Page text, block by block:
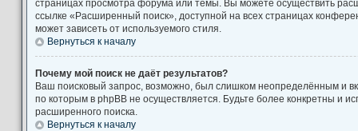
страницах просмотра форума или темы. Вы можете осуществить
ссылке «Расширенный поиск», доступной на всех страницах
может зависеть от используемого стиля.
Вернуться к началу
Почему мой поиск не даёт результатов?
Ваш поисковый запрос, возможно, был слишком неопределённым и
по которым в phpBB не осуществляется. Будьте более конкретны и
расширенного поиска.
Вернуться к началу